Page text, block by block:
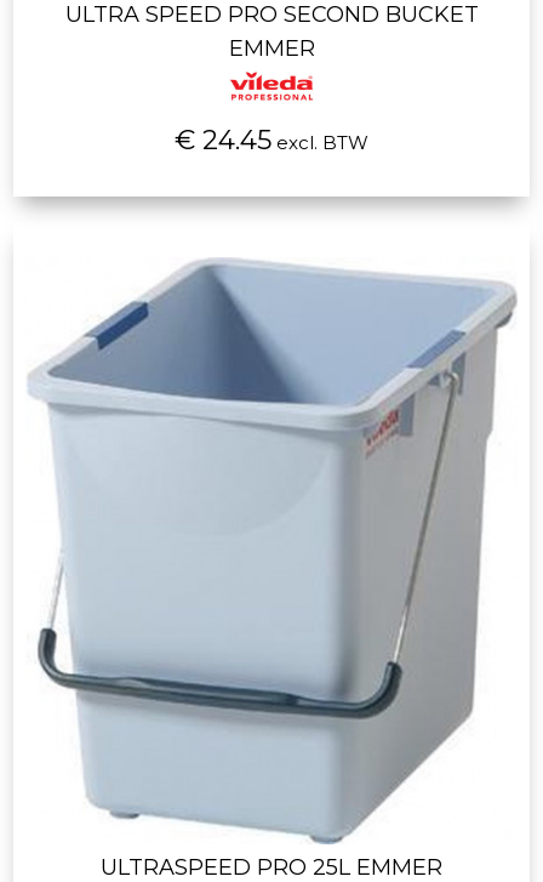
ULTRA SPEED PRO SECOND BUCKET
EMMER
€ 24.45 excl. BTW
ULTRASPEED PRO 25L EMMER